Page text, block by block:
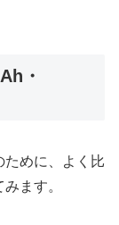
・
ために、よく比
ます。